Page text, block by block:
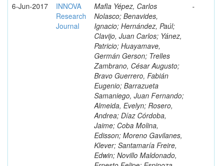
6-Jun-2017
INNOVA
Research
Journal
Mafla Yépez, Carlos
Nolasco; Benavides,
Ignacio; Hernández, Paúl;
Clavijo, Juan Carlos; Yánez,
Patricio; Huayamave,
Germán Gerson; Trelles
Zambrano, César Augusto;
Bravo Guerrero, Fabián
Eugenio; Barrazueta
Samaniego, Juan Fernando;
Almeida, Evelyn; Rosero,
Andrea; Díaz Córdoba,
Jaime; Coba Molina,
Edisson; Moreno Gavilanes,
Klever; Santamaría Freire,
Edwin; Novillo Maldonado,
-